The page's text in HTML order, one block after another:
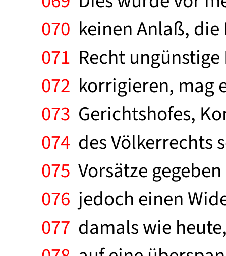
070 keinen Anlaß,
071 Recht
072 korrigieren, mag
073 Gerichtshofes,
074 des Völkerrechts
075 Vorsätze
076 jedoch einen
077 damals wie